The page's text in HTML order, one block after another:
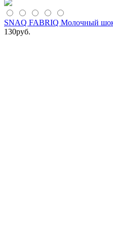
SNAQ FABRIQ Молочный
130руб.